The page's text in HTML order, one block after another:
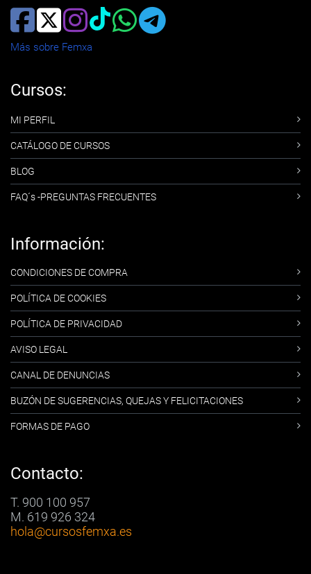
Más sobre Femxa
Cursos:
MI PERFIL
CATÁLOGO DE CURSOS
BLOG
FAQ´s -PREGUNTAS FRECUENTES
Información:
CONDICIONES DE COMPRA
POLÍTICA DE COOKIES
POLÍTICA DE PRIVACIDAD
AVISO LEGAL
CANAL DE DENUNCIAS
BUZÓN DE SUGERENCIAS, QUEJAS Y FELICITACIONES
FORMAS DE PAGO
Contacto:
T. 900 100 957
M. 619 926 324
hola@cursosfemxa.es